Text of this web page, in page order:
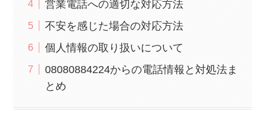
営業電話への適切な対応方法
不安を感じた場合の対応方法
個人情報の取り扱いについて
08080884224からの電話情報と対処法ま
とめ